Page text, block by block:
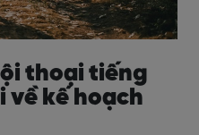
thoại tiếng
về kế hoạch